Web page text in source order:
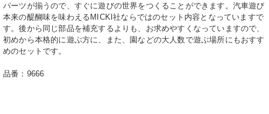
パーツが揃うので、すぐに遊びの世界をつくることができます。汽車遊び
本来の醍醐味を味わえるMICKI社ならではのセット内容となっていますで
す。後から同じ部品を補充するよりも、お求めやすくなっていますので、
初めから本格的に遊ぶ方に、また、園などの大人数で遊ぶ場所にもおすす
めのセットです。
品番： 9666